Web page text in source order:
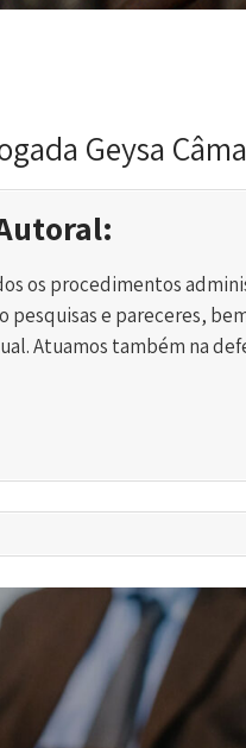
Geysa
os procedimentos
e pareceres,
Atuamos também na